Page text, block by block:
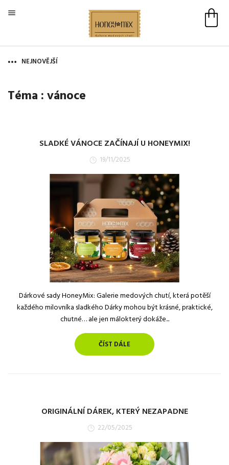

NEJNOVĚJŠÍ
Téma :vánoce
SLADKÉ VÁNOCE ZAČÍNAJÍ U HONEYMIX!
19/11/2025
Dárkové sady HoneyMix: Galerie medových chutí, která potěší
každého milovníka sladkého Dárky mohou být krásné, praktické,
chutné… ale jen málokterý dokáže...
ČÍST DÁLE
ORIGINÁLNÍ DÁREK, KTERÝ NEZAPADNE
22/05/2025